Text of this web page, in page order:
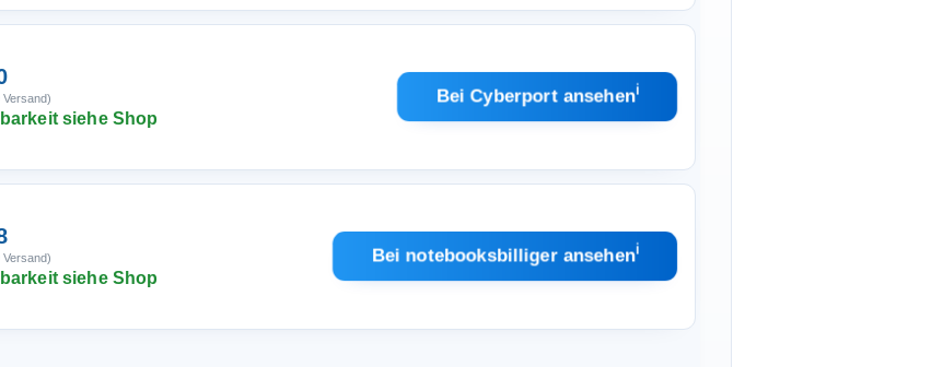
siehe Shop
Bei Cyberport ansehenℹ︎
siehe Shop
Bei notebooksbilliger ansehenℹ︎